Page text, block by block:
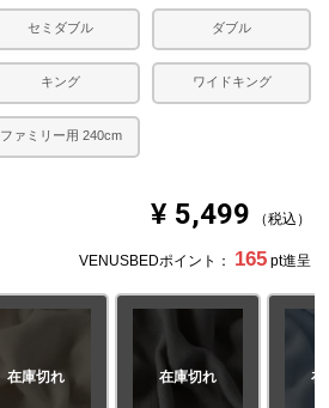
セミダブル ダブル
キング ワイドキング
ファミリー用 240cm
¥ 5,499 税込
VENUSBEDポイント： 165 pt進呈
在庫切れ 在庫切れ 在